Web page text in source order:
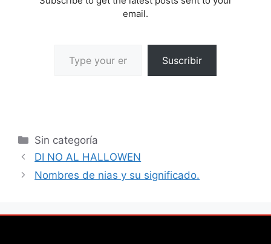
email.
Suscribir
Sin categoría
DI NO AL HALLOWEN
Nombres de nias y su significado.